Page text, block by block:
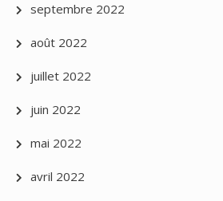
septembre 2022
août 2022
juillet 2022
juin 2022
mai 2022
avril 2022